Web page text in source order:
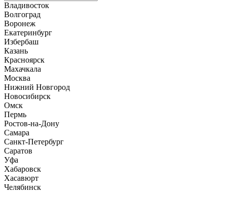
Владивосток
Волгоград
Воронеж
Екатеринбург
Избербаш
Казань
Красноярск
Махачкала
Москва
Нижний Новгород
Новосибирск
Омск
Пермь
Ростов-на-Дону
Самара
Санкт-Петербург
Саратов
Уфа
Хабаровск
Хасавюрт
Челябинск